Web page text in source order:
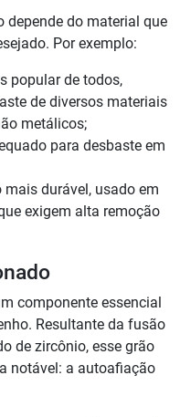
depende do material que
Por exemplo:
popular de todos,
de diversos materiais
metálicos;
para desbaste em
durável, usado em
exigem alta remoção
componente essencial
Resultante da fusão
de zircônio, esse grão
notável: a autoafiação